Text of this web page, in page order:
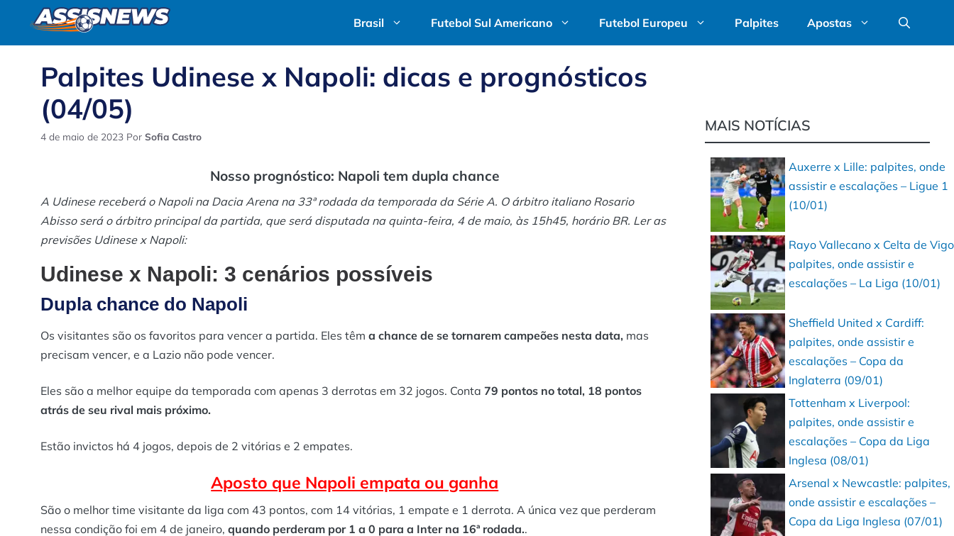
o
conteúdo
Brasil Futebol Sul Americano Futebol Europeu Palpites Apostas
Palpites Udinese x Napoli: dicas e prognósticos
(04/05)
4 de maio de 2023 Por Sofia Castro
Nosso prognóstico: Napoli tem dupla chance
A Udinese receberá o Napoli na Dacia Arena na 33ª rodada da temporada da Série A. O árbitro italiano Rosario
Abisso será o árbitro principal da partida, que será disputada na quinta-feira, 4 de maio, às 15h45, horário BR. Ler as
previsões Udinese x Napoli:
Udinese x Napoli: 3 cenários possíveis
Dupla chance do Napoli
Os visitantes são os favoritos para vencer a partida. Eles têm a chance de se tornarem campeões nesta data, mas
precisam vencer, e a Lazio não pode vencer.
Eles são a melhor equipe da temporada com apenas 3 derrotas em 32 jogos. Conta 79 pontos no total, 18 pontos
atrás de seu rival mais próximo.
Estão invictos há 4 jogos, depois de 2 vitórias e 2 empates.
Aposto que Napoli empata ou ganha
São o melhor time visitante da liga com 43 pontos, com 14 vitórias, 1 empate e 1 derrota. A única vez que perderam
nessa condição foi em 4 de janeiro, quando perderam por 1 a 0 para a Inter na 16ª rodada..
MAIS NOTÍCIAS
Auxerre x Lille: palpites, onde
assistir e escalações – Ligue 1
(10/01)
Rayo Vallecano x Celta de
palpites, onde assistir e
escalações – La Liga (10/01)
Sheffield United x Cardiff:
palpites, onde assistir e
escalações – Copa da
Inglaterra (09/01)
Tottenham x Liverpool:
palpites, onde assistir e
escalações – Copa da Liga
Inglesa (08/01)
Arsenal x Newcastle: palpites,
onde assistir e escalações –
Copa da Liga Inglesa (07/01)